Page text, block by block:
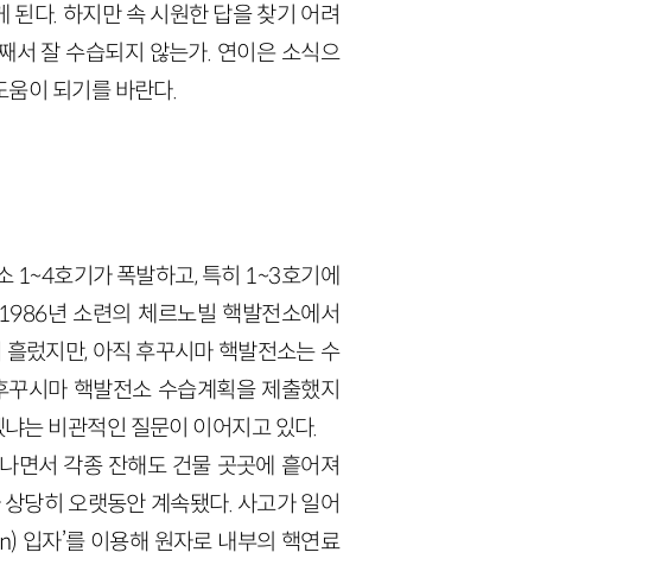
된다. 하지만 속 시원한 답을 찾기 어려
서 잘 수습되지 않는가. 연이은 소식으
이 되기를 바란다.
1~4호기가 폭발하고, 특히 1~3호기에
년 소련의 체르노빌 핵발전소에서
렀지만, 아직 후꾸시마 핵발전소는 수
시마 핵발전소 수습계획을 제출했지
는 비관적인 질문이 이어지고 있다.
면서 각종 잔해도 건물 곳곳에 흩어져
당히 오랫동안 계속됐다. 사고가 일어
입자’를 이용해 원자로 내부의 핵연료